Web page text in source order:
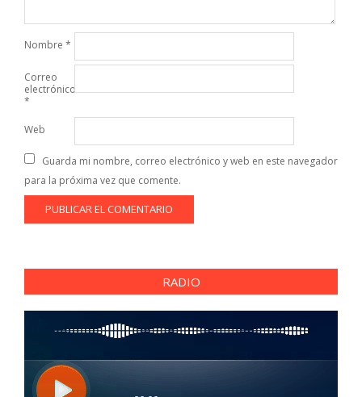
Nombre *
Correo
electrónico
*
Web
Guarda mi nombre, correo electrónico y web en este navegador
para la próxima vez que comente.
RADIO